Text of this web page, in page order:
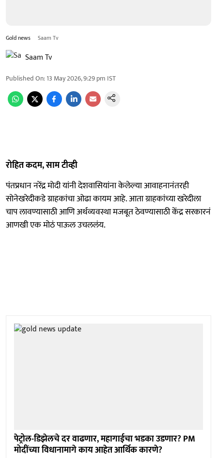
Gold news Saam Tv
Saam Tv
Published On:13 May 2026, 9:29 pm IST
रोहित कदम, साम टीव्ही
पंतप्रधान नरेंद्र मोदी यांनी देशवासियांना केलेल्या आवाहनानंतरही
सोनेखरेदीकडे ग्राहकांचा ओढा कायम आहे. आता ग्राहकांच्या खरेदीला
चाप लावण्यासाठी आणि अर्थव्यवस्था मजबूत ठेवण्यासाठी केंद्र सरकारनं
आणखी एक मोठं पाऊल उचललंय.
पेट्रोल-डिझेलचे दर वाढणार, महागाईचा भडका उडणार? PM
मोदींच्या विधानामागे काय आहेत आर्थिक कारणे?